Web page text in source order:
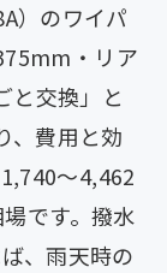
）のワイパ
・リア
と交換」と
、費用と効
〜4,462
です。撥水
、雨天時の